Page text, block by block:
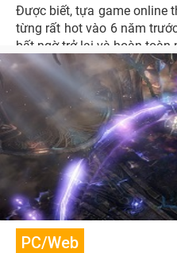
Được biết, tựa game online
từng rất hot vào 6 năm
bất ngờ trở lại và hoàn toàn
PC/Web